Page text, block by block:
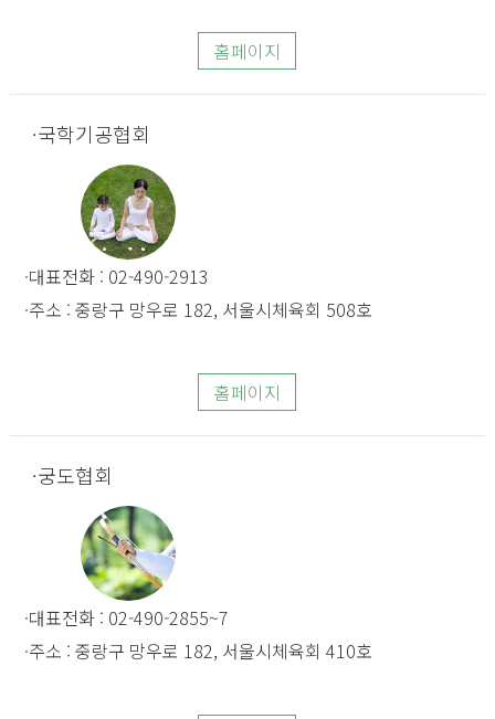
홈페이지
국학기공협회
대표전화 : 02-490-2913
주소 : 중랑구 망우로 182, 서울시체육회 508호
홈페이지
궁도협회
대표전화 : 02-490-2855~7
주소 : 중랑구 망우로 182, 서울시체육회 410호